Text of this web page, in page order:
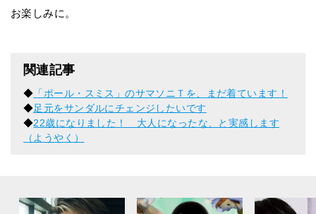
お楽しみに。
関連記事
◆ 「ポール・スミス」のサマソニＴを、まだ着ています！
◆足元をサンダルにチェンジしたいです
◆22歳になりました！ 大人になったな、と実感します
（ようやく）